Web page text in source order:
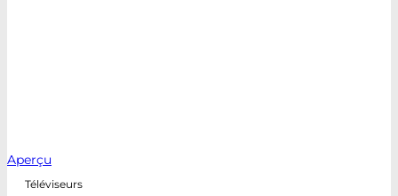
Aperçu
Téléviseurs